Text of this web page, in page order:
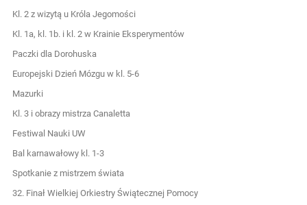
Kl. 2 z wizytą u Króla Jegomości
Kl. 1a, kl. 1b. i kl. 2 w Krainie Eksperymentów
Paczki dla Dorohuska
Europejski Dzień Mózgu w kl. 5-6
Mazurki
Kl. 3 i obrazy mistrza Canaletta
Festiwal Nauki UW
Bal karnawałowy kl. 1-3
Spotkanie z mistrzem świata
32. Finał Wielkiej Orkiestry Świątecznej Pomocy